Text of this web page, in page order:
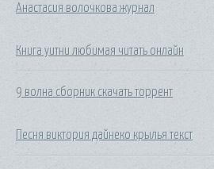
Анастасия волочкова журнал
Книга уитни любимая читать онлайн
9 волна сборник скачать торрент
Песня виктория дайнеко крылья текст